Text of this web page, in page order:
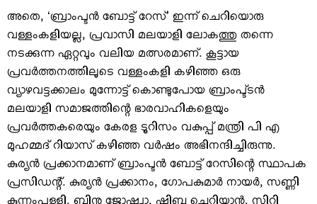
അതെ, ‘ബ്രാംപ്ടന്‍ ബോട്ട് റേസ്’ ഇന്ന് ചെറിയൊരു
വള്ളംകളിയല്ല, പ്രവാസി മലയാളി ലോകത്തു തന്നെ
നടക്കുന്ന ഏറ്റവും വലിയ മത്സരമാണ്. കൂട്ടായ
പ്രവര്‍ത്തനത്തിലൂടെ വള്ളംകളി കഴിഞ്ഞ ഒരു
വ്യാഴവട്ടക്കാലം മുന്നോട്ട് കൊണ്ടുപോയ ബ്രാംപ്ട്ടന്‍
മലയാളി സമാജത്തിന്റെ ഭാരവാഹികളെയും
പ്രവര്‍ത്തകരെയും കേരള ടൂറിസം വകുപ്പ് മന്ത്രി പി എ
മുഹമ്മദ് റിയാസ് കഴിഞ്ഞ വര്‍ഷം അഭിനന്ദിച്ചിരുന്നു.
കുര്യന്‍ പ്രക്കാനമാണ് ബ്രാംപ്ടന്‍ ബോട്ട് റേസിന്റെ സ്ഥാപക
പ്രസിഡന്റ്. കുര്യന്‍ പ്രക്കാനം, ഗോപകുമാര്‍ നായര്‍, സണ്ണി